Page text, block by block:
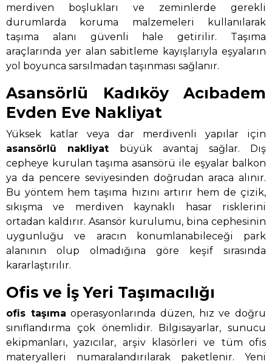
merdiven boşlukları ve zeminlerde gerekli
durumlarda koruma malzemeleri kullanılarak
taşıma alanı güvenli hale getirilir. Taşıma
araçlarında yer alan sabitleme kayışlarıyla eşyaların
yol boyunca sarsılmadan taşınması sağlanır.
Asansörlü Kadıköy Acıbadem
Evden Eve Nakliyat
Yüksek katlar veya dar merdivenli yapılar için
asansörlü nakliyat büyük avantaj sağlar. Dış
cepheye kurulan taşıma asansörü ile eşyalar balkon
ya da pencere seviyesinden doğrudan araca alınır.
Bu yöntem hem taşıma hızını artırır hem de çizik,
sıkışma ve merdiven kaynaklı hasar risklerini
ortadan kaldırır. Asansör kurulumu, bina cephesinin
uygunluğu ve aracın konumlanabileceği park
alanının olup olmadığına göre keşif sırasında
kararlaştırılır.
Ofis ve İş Yeri Taşımacılığı
ofis taşıma operasyonlarında düzen, hız ve doğru
sınıflandırma çok önemlidir. Bilgisayarlar, sunucu
ekipmanları, yazıcılar, arşiv klasörleri ve tüm ofis
materyalleri numaralandırılarak paketlenir. Yeni